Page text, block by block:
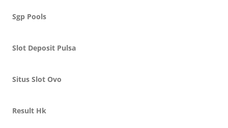
Sgp Pools
Slot Deposit Pulsa
Situs Slot Ovo
Result Hk